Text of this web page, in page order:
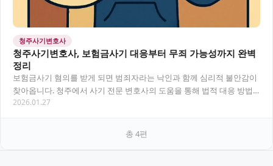
청주사기변호사
청주사기변호사, 보험금사기 대응부터 무죄 가능성까지 완벽
정리
보험금사기 혐의를 받게 되면 범죄자라는 낙인과 함께 심리적 불안감이
찾아옵니다. 청주에서 사기 전문 변호사의 도움을 통해 법적 대응 방법
과 무죄 가능성을 알아보고, 합리적인 해결책…
2026.01.27
총 4편